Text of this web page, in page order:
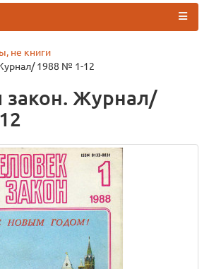
не книги
1988 № 1-12
закон. Журнал/